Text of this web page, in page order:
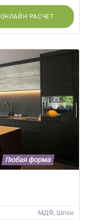
ОНЛАЙН РАСЧЕТ
МДФ, Шпон